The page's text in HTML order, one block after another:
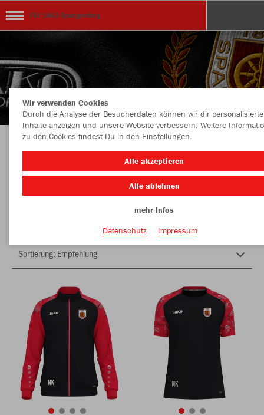
TSV 1863 Spangenberg
TEAMSHOP - TSV 1863 Spangenberg
Farbe
Wir verwenden Cookies
Durch die Analyse der Besucherdaten können wir dir personalisierte
Inhalte anzeigen und unsere Website verbessern. Weitere
zu den Cookies findest Du in den Einstellungen.
Alle akzeptieren
Alle ablehnen
mehr Infos
Datenschutz
Impressum